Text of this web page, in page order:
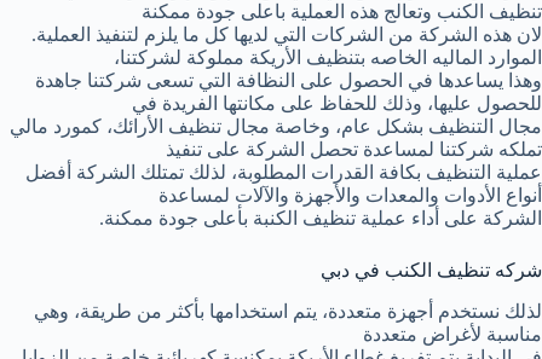
تنظيف الكنب وتعالج هذه العملية باعلى جودة ممكنة
لان هذه الشركة من الشركات التي لديها كل ما يلزم لتنفيذ العملية.
الموارد الماليه الخاصه بتنظيف الأريكة مملوكة لشركتنا،
وهذا يساعدها في الحصول على النظافة التي تسعى شركتنا جاهدة
للحصول عليها، وذلك للحفاظ على مكانتها الفريدة في
مجال التنظيف بشكل عام، وخاصة مجال تنظيف الأرائك، كمورد مالي
تملكه شركتنا لمساعدة تحصل الشركة على تنفيذ
عملية التنظيف بكافة القدرات المطلوبة، لذلك تمتلك الشركة أفضل
أنواع الأدوات والمعدات والأجهزة والآلات لمساعدة
الشركة على أداء عملية تنظيف الكنبة بأعلى جودة ممكنة.
شركه تنظيف الكنب في دبي
لذلك نستخدم أجهزة متعددة، يتم استخدامها بأكثر من طريقة، وهي
مناسبة لأغراض متعددة